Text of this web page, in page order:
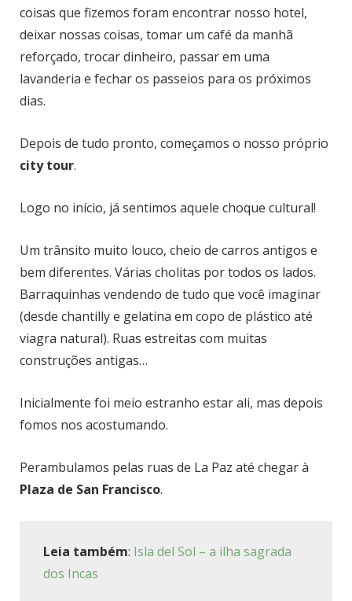
coisas que fizemos foram encontrar nosso hotel,
deixar nossas coisas, tomar um café da manhã
reforçado, trocar dinheiro, passar em uma
lavanderia e fechar os passeios para os próximos
dias.
Depois de tudo pronto, começamos o nosso próprio
city tour.
Logo no início, já sentimos aquele choque cultural!
Um trânsito muito louco, cheio de carros antigos e
bem diferentes. Várias cholitas por todos os lados.
Barraquinhas vendendo de tudo que você imaginar
(desde chantilly e gelatina em copo de plástico até
viagra natural). Ruas estreitas com muitas
construções antigas…
Inicialmente foi meio estranho estar ali, mas depois
fomos nos acostumando.
Perambulamos pelas ruas de La Paz até chegar à
Plaza de San Francisco.
Leia também: Isla del Sol – a ilha sagrada
dos Incas